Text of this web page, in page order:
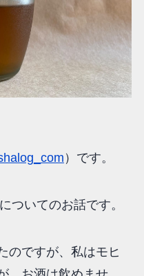
）です。
ついてのお話です。
のですが、私はモヒ